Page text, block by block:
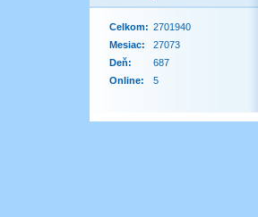
Online: 5
Celkom: 2701940
Mesiac:
27073
Deň:
687